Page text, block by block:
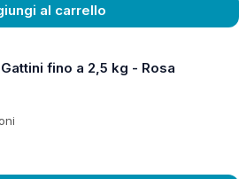
al carrello
fino a 2,5 kg - Rosa